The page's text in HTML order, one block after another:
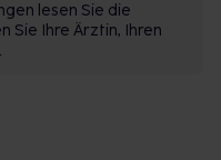
lesen Sie die
Sie Ihre Ärztin, Ihren